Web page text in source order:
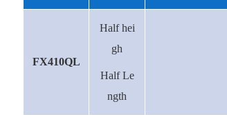
FX410QL
Half hei
gh
Half Le
ngth